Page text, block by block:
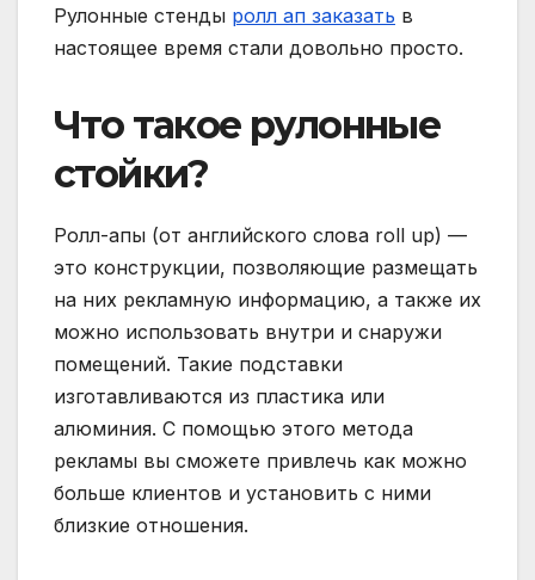
Рулонные стенды ролл ап заказать в
настоящее время стали довольно просто.
Что такое рулонные
стойки?
Ролл-апы (от английского слова roll up) —
это конструкции, позволяющие размещать
на них рекламную информацию, а также их
можно использовать внутри и снаружи
помещений. Такие подставки
изготавливаются из пластика или
алюминия. С помощью этого метода
рекламы вы сможете привлечь как можно
больше клиентов и установить с ними
близкие отношения.